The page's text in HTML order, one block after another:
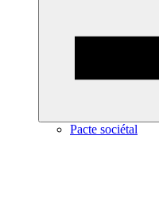
Pacte sociétal